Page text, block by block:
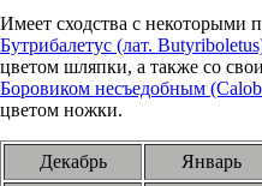
Имеет сходства с некоторыми
Бутрибалетус (лат.
цветом шляпки, а также со
Боровиком несъедобным
цветом ножки.
Декабрь Январь